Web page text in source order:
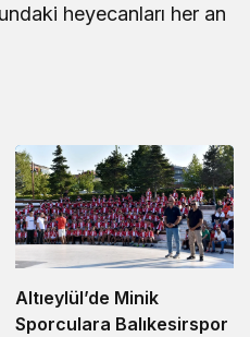
heyecanları her an
Altıeylül’de Minik
Sporculara Balıkesirspor